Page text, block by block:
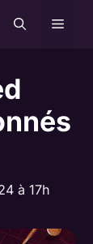
à 17h